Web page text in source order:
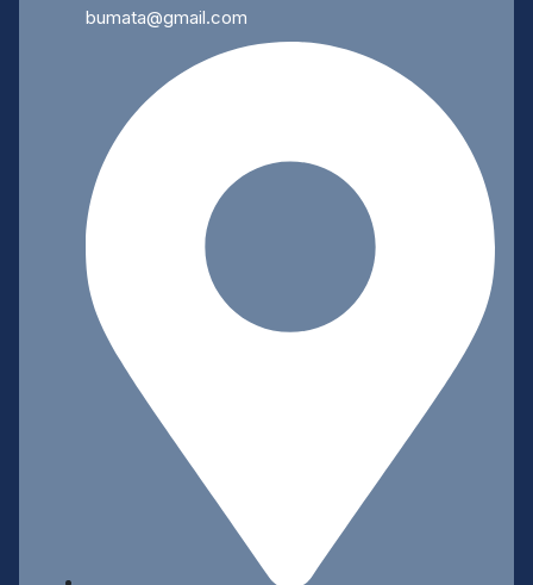
bumata@gmail.com